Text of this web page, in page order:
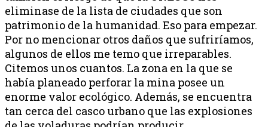
eliminase de la lista de ciudades que son
patrimonio de la humanidad. Eso para empezar.
Por no mencionar otros daños que sufriríamos,
algunos de ellos me temo que irreparables.
Citemos unos cuantos. La zona en la que se
había planeado perforar la mina posee un
enorme valor ecológico. Además, se encuentra
tan cerca del casco urbano que las explosiones